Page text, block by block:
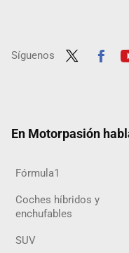
Síguenos
En Motorpasión
Fórmula1
Coches híbridos y
enchufables
SUV